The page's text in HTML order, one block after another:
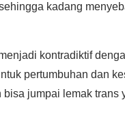
kadang
kontradiktif
pertumbuhan dan
jumpai lemak trans